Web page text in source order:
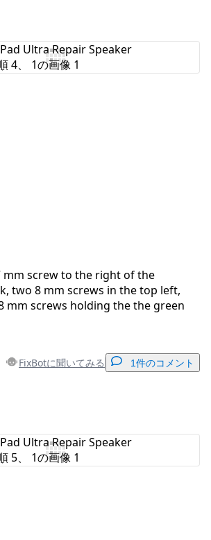
mm screw to the right of the
two 8 mm screws in the top left,
mm screws holding the the green
FixBotに聞いてみる 1件のコメント